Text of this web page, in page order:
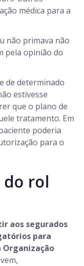
médica para a
não primava não
pela opinião do
de determinado
estivesse
que o plano de
tratamento. Em
poderia
para o
do rol
aos segurados
para